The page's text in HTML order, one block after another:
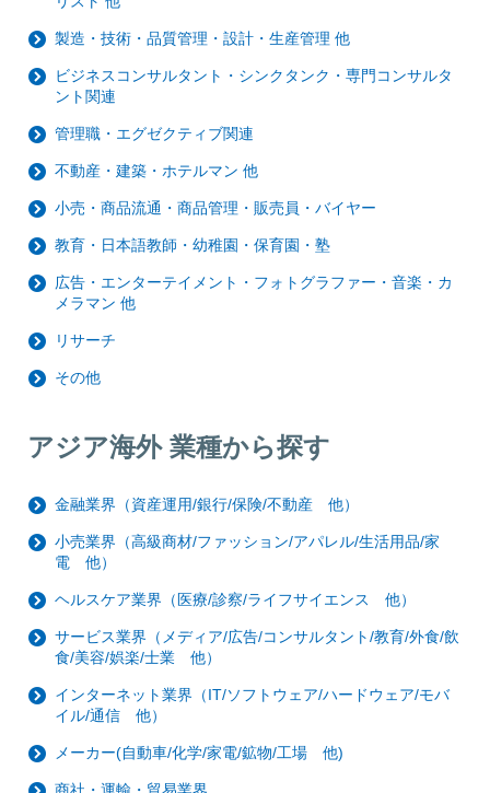
製造・技術・品質管理・設計・生産管理 他
ビジネスコンサルタント・シンクタンク・専門コンサルタ
ント関連
管理職・エグゼクティブ関連
不動産・建築・ホテルマン 他
小売・商品流通・商品管理・販売員・バイヤー
教育・日本語教師・幼稚園・保育園・塾
広告・エンターテイメント・フォトグラファー・音楽・カ
メラマン 他
リサーチ
その他
アジア海外 業種から探す
金融業界（資産運用/銀行/保険/不動産 他）
小売業界（高級商材/ファッション/アパレル/生活用品/家
電 他）
ヘルスケア業界（医療/診察/ライフサイエンス 他）
サービス業界（メディア/広告/コンサルタント/教育/外食/飲
食/美容/娯楽/士業 他）
インターネット業界（IT/ソフトウェア/ハードウェア/モバ
イル/通信 他）
メーカー(自動車/化学/家電/鉱物/工場 他)
商社・運輸・貿易業界